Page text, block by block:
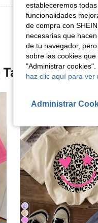
Vieron
estableceremos
funcionalidades
de compra con
necesarias que
de tu navegador,
sobre las cookies
"Administrar
haz clic aquí para ver
Administrar